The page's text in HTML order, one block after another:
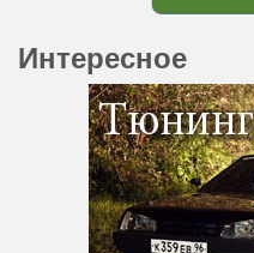
Интересное